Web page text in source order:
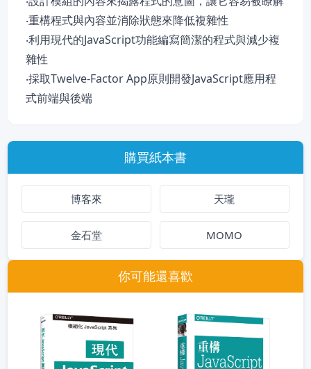
‧重構程式與內容並消除狀態來降低複雜性
‧利用現代的JavaScript功能編寫簡潔的程式與減少複
雜性
‧採取Twelve-Factor App原則開發JavaScript應用程
式前端與後端
購買紙本書
博客來 天瓏
金石堂 MOMO
你可能還喜歡